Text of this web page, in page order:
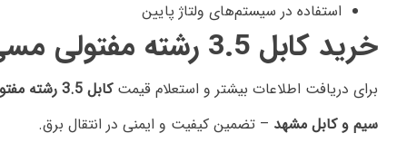
استفاده در سیستم‌های ولتاژ پایین
خرید کابل 3.5 رشته مفتولی مسی
برای دریافت اطلاعات بیشتر و استعلام قیمتکابل 3.5 رشته مفتولی مسی
سیم و کابل مشهد – تضمین کیفیت و ایمنی در انتقال برق.